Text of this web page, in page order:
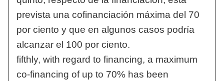
prevista una cofinanciación máxima del 70
por ciento y que en algunos casos podría
alcanzar el 100 por ciento.
fifthly, with regard to financing, a maximum
co-financing of up to 70% has been